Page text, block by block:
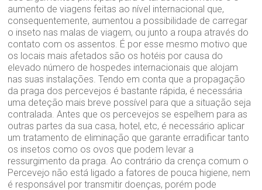
aumento de viagens feitas ao nível internacional que,
consequentemente, aumentou a possibilidade de carregar
o inseto nas malas de viagem, ou junto a roupa através do
contato com os assentos. É por esse mesmo motivo que
os locais mais afetados são os hotéis por causa do
elevado número de hospedes internacionais que alojam
nas suas instalações. Tendo em conta que a propagação
da praga dos percevejos é bastante rápida, é necessária
uma deteção mais breve possível para que a situação seja
contralada. Antes que os percevejos se espelhem para as
outras partes da sua casa, hotel, etc, é necessário aplicar
um tratamento de eliminação que garante erradificar tanto
os insetos como os ovos que podem levar a
ressurgimento da praga. Ao contrário da crença comum o
Percevejo não está ligado a fatores de pouca higiene, nem
é responsável por transmitir doenças, porém pode